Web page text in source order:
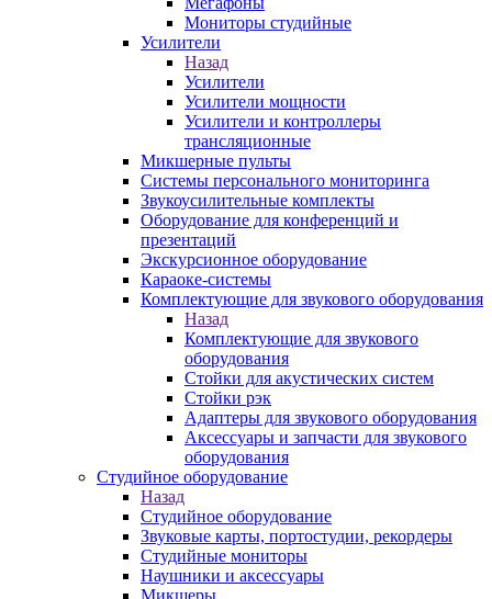
Мониторы студийные
Усилители
Назад
Усилители
Усилители мощности
Усилители и контроллеры
трансляционные
Микшерные пульты
Системы персонального мониторинга
Звукоусилительные комплекты
Оборудование для конференций и
презентаций
Экскурсионное оборудование
Караоке-системы
Комплектующие для звукового оборудования
Назад
Комплектующие для звукового
оборудования
Стойки для акустических систем
Стойки рэк
Адаптеры для звукового оборудования
Аксессуары и запчасти для звукового
оборудования
Студийное оборудование
Назад
Студийное оборудование
Звуковые карты, портостудии, рекордеры
Студийные мониторы
Наушники и аксессуары
Микшеры